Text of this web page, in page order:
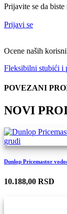
Prijavite se da
Prijavi se
Ocene naših
Fleksibilni stubići i
POVEZANI
NOVI
Dunlop Pricemastor
10.188,00 RSD